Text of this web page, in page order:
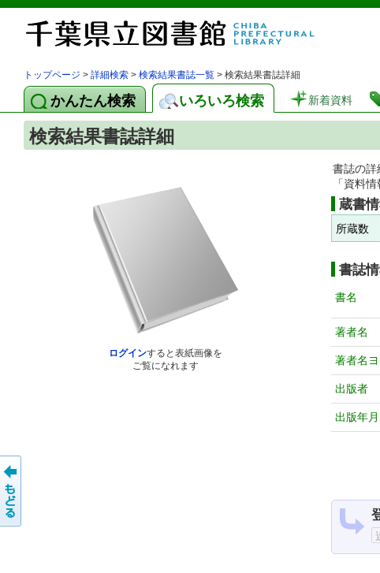
トップページ > 詳細検索 > 検索結果書誌一覧 > 検索結果書誌詳細
かんたん検索 いろいろ検索 新着資料
検索結果書誌詳細
ログインすると表紙画像を
ご覧になれます
書誌の詳
「資料
蔵書
所蔵数
書誌
書名
著者名
著者名ヨ
出版者
出版年月